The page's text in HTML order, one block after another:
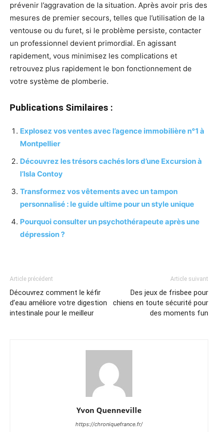
prévenir l’aggravation de la situation. Après avoir pris des
mesures de premier secours, telles que l’utilisation de la
ventouse ou du furet, si le problème persiste, contacter
un professionnel devient primordial. En agissant
rapidement, vous minimisez les complications et
retrouvez plus rapidement le bon fonctionnement de
votre système de plomberie.
Publications Similaires :
Explosez vos ventes avec l’agence immobilière n°1 à
Montpellier
Découvrez les trésors cachés lors d’une Excursion à
l’Isla Contoy
Transformez vos vêtements avec un tampon
personnalisé : le guide ultime pour un style unique
Pourquoi consulter un psychothérapeute après une
dépression ?
Article précédent
Découvrez comment le kéfir
d’eau améliore votre digestion
intestinale pour le meilleur
Article suivant
Des jeux de frisbee pour
chiens en toute sécurité pour
des moments fun
Yvon Quenneville
https://chroniquefrance.fr/